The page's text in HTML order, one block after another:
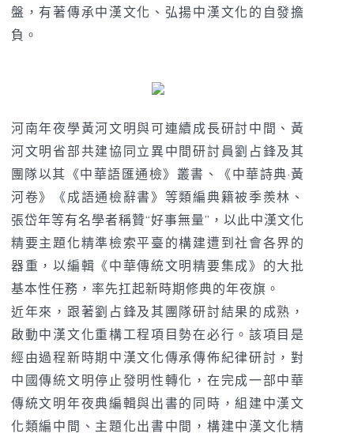
盤，有著傳承中漢文化、弘揚中漢文化的自發擔
負。
河南年夜學黃河文明與可連續成長研討中間、黃
河文明省部共建協同立異中間研討員劉占鋒及其
團隊以其《中華語匯通檢》叢書、《中華詩典·黃
河卷》《成語通檢辭書》等類編典籍被季羨林、
張岱年等有名學者稱贊“好事無量”，以此中漢文化
精要主題化精準檢索平臺的構建遭到社會各界的
器重，以編輯《中華傳統文明精要集成》的大批
基本性任務，率先扛起新時期修典的年夜旗。
近年來，跟著劉占鋒及其團隊研討結果的成熟，
啟動中漢文化重構工程項目勢在必行。該項目是
經由過程新時期中漢文化傳承傳佈紀律研討，對
中國傳統文明停止發明性轉化，在完成一部中華
傳統文明年夜典編輯與出書的同時，組建中漢文
化類編中間、主題化出書中間，構建中漢文化精